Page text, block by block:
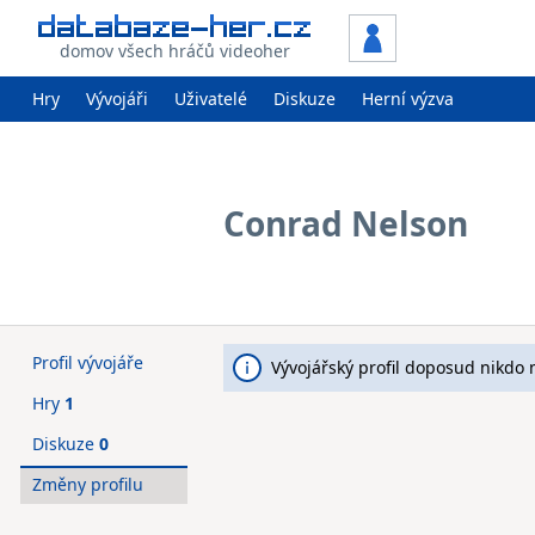
domov všech hráčů videoher
Hry Vývojáři Uživatelé Diskuze Herní výzva
Conrad Nelson
Vývojářský profil doposud nikdo
Profil vývojáře
Hry 1
Diskuze 0
Změny profilu